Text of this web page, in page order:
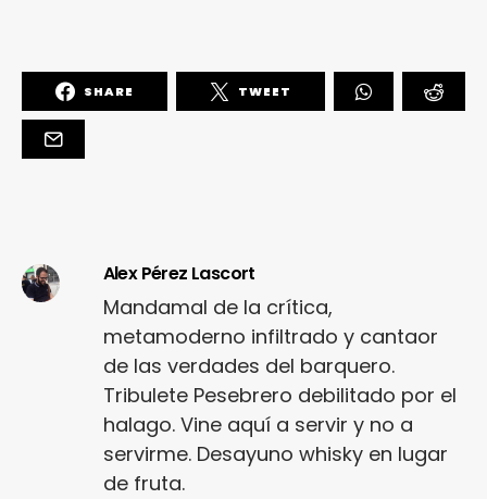
SHARE TWEET
Alex Pérez Lascort
Mandamal de la crítica,
metamoderno infiltrado y cantaor
de las verdades del barquero.
Tribulete Pesebrero debilitado por el
halago. Vine aquí a servir y no a
servirme. Desayuno whisky en lugar
de fruta.